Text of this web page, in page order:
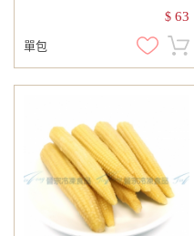
$ 63
單包